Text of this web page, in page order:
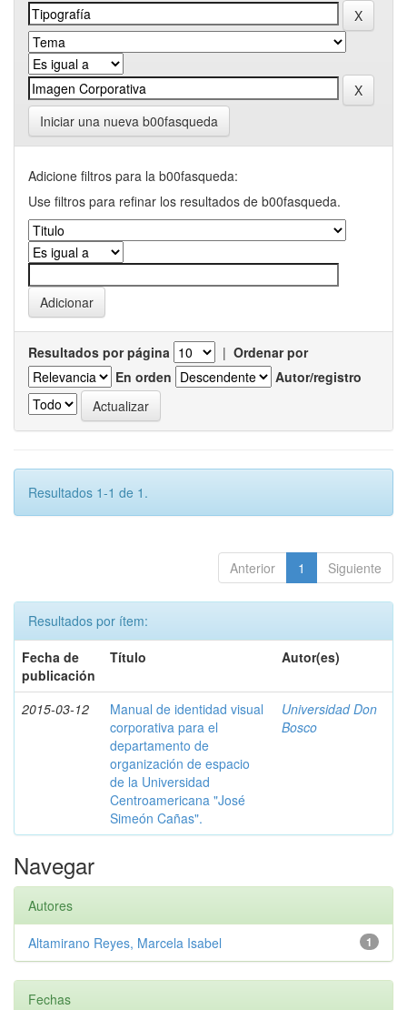
Iniciar una nueva b00fasqueda
Adicione filtros para la b00fasqueda:
Use filtros para refinar los resultados de b00fasqueda.
Resultados por página | Ordenar por
En orden
Autor/registro
Resultados 1-1 de 1.
Anterior 1 Siguiente
Resultados por ítem:
Fecha de
publicación
Título Autor(es)
2015-03-12
Manual de identidad visual
corporativa para el
departamento de
organización de espacio
de la Universidad
Centroamericana "José
Simeón Cañas".
Universidad Don
Bosco
Navegar
Autores
1
Altamirano Reyes, Marcela Isabel
Fechas